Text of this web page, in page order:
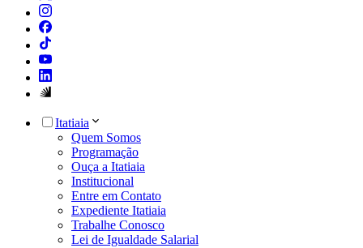
Itatiaia
Quem Somos
Programação
Ouça a Itatiaia
Institucional
Entre em Contato
Expediente Itatiaia
Trabalhe Conosco
Lei de Igualdade Salarial